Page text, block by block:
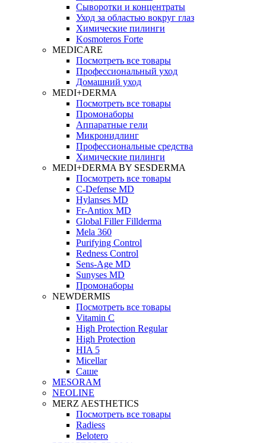
Сыворотки и концентраты
Уход за областью вокруг глаз
Химические пилинги
Kosmoteros Forte
MEDICARE
Посмотреть все товары
Профессиональный уход
Домашний уход
MEDI+DERMA
Посмотреть все товары
Промонаборы
Аппаратные гели
Микронидлинг
Профессиональные средства
Химические пилинги
MEDI+DERMA BY SESDERMA
Посмотреть все товары
C-Defense MD
Hylanses MD
Fr‑Antiox MD
Global Filler Fillderma
Mela 360
Purifying Control
Redness Control
Sens-Age MD
Sunyses MD
Промонаборы
NEWDERMIS
Посмотреть все товары
Vitamin C
High Protection Regular
High Protection
HIA 5
Micellar
Саше
MESORAM
NEOLINE
MERZ AESTHETICS
Посмотреть все товары
Radiess
Belotero